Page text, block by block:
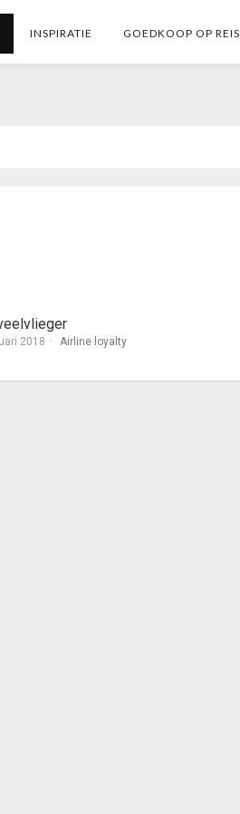
INSPIRATIE GOEDKOOP OP REIS
2018 Airline loyalty